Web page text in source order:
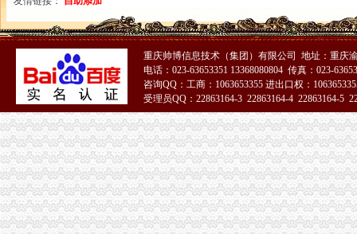
提供公司注册地址,广州虚拟地址,公司注册虚拟地址-供应信息-环
虚拟地址注册公司
关于注册公司虚拟地址的阿里云网站内容、产品介绍、帮助文档、论坛
上海注册公司虚拟地址注册怎样收费,上海注册公司虚拟地址多少钱
虚拟地址注册公司一次缴费可永久使用？
虚拟地址注册公司-北京小型写字楼出
虚拟地址公司注册【中亿创联吧】_百度贴吧
虚拟地址注册公司的那些事,你都知道吗？-商务服务-绍兴E网
【虚拟地址注册公司北京提供虚拟办公司地址】价格_厂家_图片-Hc
【是无地址注册公司,虚拟地址注册公司】价格_厂家_图片-Hc360慧
虚拟地址注册公司-北京便民网
虚拟地址注册公司有啥风险？虚拟地址注册公司优势_搜狐财经_搜狐网
注册公司虚拟地址有啥坏处
虚拟地址注册公司-北京典创登记注册代理事务所
重庆帅博信息技术（集团）有限公司 地址：重庆
电话：023-63653351 13368080804 传真：023-
咨询QQ：工商：1063653355 进出口权：
受理员QQ：22863164-3 22863164-4 22863164-5